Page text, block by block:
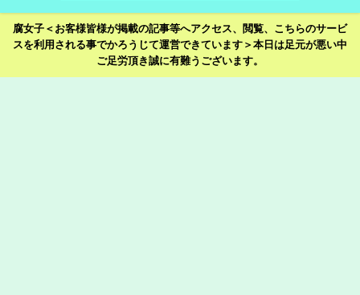
腐女子＜お客様皆様が掲載の記事等へアクセス、閲覧、こちらのサービ
スを利用される事でかろうじて運営できています＞本日は足元が悪い中
ご足労頂き誠に有難うございます。